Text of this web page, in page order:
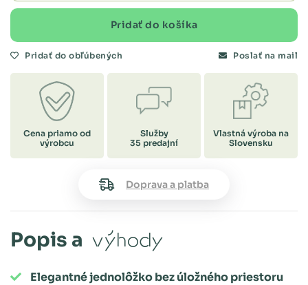
Pridať do košíka
Pridať do obľúbených Poslať na mail
Cena priamo od
výrobcu
Služby
35 predajní
Vlastná výroba na
Slovensku
Doprava a platba
Popis a výhody
Elegantné jednolôžko bez úložného priestoru